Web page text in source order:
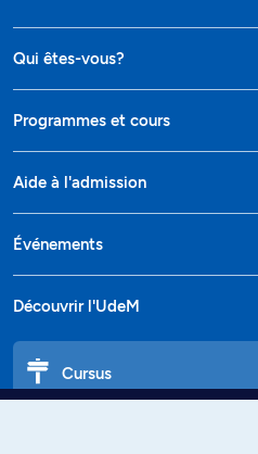
Qui êtes-vous?
Programmes et cours
Aide à l'admission
Événements
Découvrir l'UdeM
Cursus